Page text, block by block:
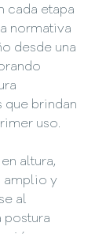
cada etapa
normativa
desde una
brindan
uso.
altura,
amplio y
al
postura